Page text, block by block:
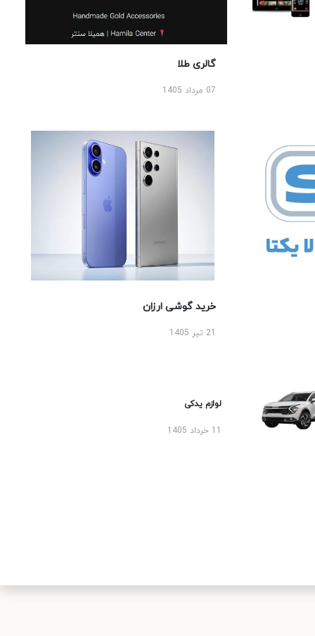
گالری طلا
07 مرداد 1405
خرید گوشی ارزان
لوازم یدکی